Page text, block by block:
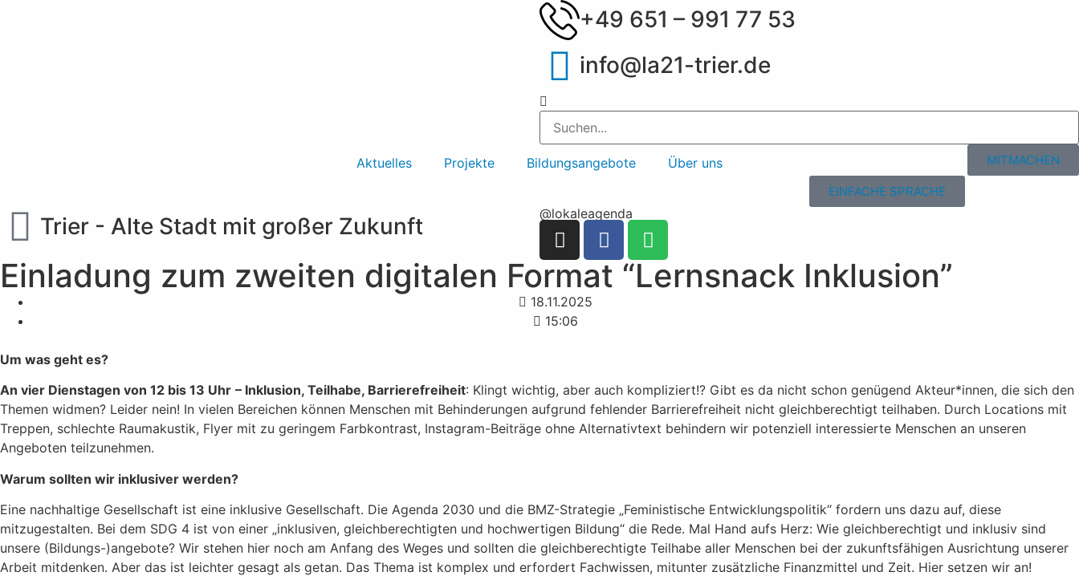
+49 651 – 991 77 53
info@la21-trier.de
Aktuelles Projekte Bildungsangebote Über uns MITMACHEN
EINFACHE SPRACHE
Trier - Alte Stadt mit großer Zukunft @lokaleagenda
Einladung zum zweiten digitalen Format “Lernsnack Inklusion”
18.11.2025
15:06
Um was geht es?
An vier Dienstagen von 12 bis 13 Uhr – Inklusion, Teilhabe, Barrierefreiheit: Klingt wichtig, aber auch kompliziert!? Gibt es da nicht schon genügend Akteur*innen, die sich den
Themen widmen? Leider nein! In vielen Bereichen können Menschen mit Behinderungen aufgrund fehlender Barrierefreiheit nicht gleichberechtigt teilhaben. Durch Locations mit
Treppen, schlechte Raumakustik, Flyer mit zu geringem Farbkontrast, Instagram-Beiträge ohne Alternativtext behindern wir potenziell interessierte Menschen an unseren
Angeboten teilzunehmen.
Warum sollten wir inklusiver werden?
Eine nachhaltige Gesellschaft ist eine inklusive Gesellschaft. Die Agenda 2030 und die BMZ-Strategie „Feministische Entwicklungspolitik“ fordern uns dazu auf, diese
mitzugestalten. Bei dem SDG 4 ist von einer „inklusiven, gleichberechtigten und hochwertigen Bildung“ die Rede. Mal Hand aufs Herz: Wie gleichberechtigt und inklusiv sind
unsere (Bildungs-)angebote? Wir stehen hier noch am Anfang des Weges und sollten die gleichberechtigte Teilhabe aller Menschen bei der zukunftsfähigen Ausrichtung unserer
Arbeit mitdenken. Aber das ist leichter gesagt als getan. Das Thema ist komplex und erfordert Fachwissen, mitunter zusätzliche Finanzmittel und Zeit. Hier setzen wir an!